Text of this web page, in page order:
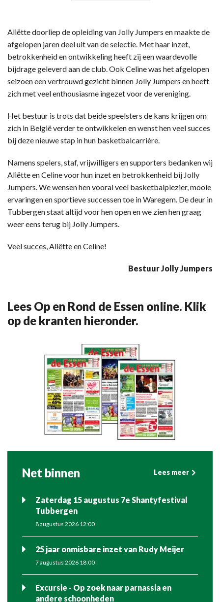
Aliëtte doorliep de opleiding van Jolly Jumpers en maakte de
afgelopen jaren deel uit van de selectie. Met haar inzet,
betrokkenheid en ontwikkeling heeft zij een waardevolle
bijdrage geleverd aan de club. Ook Celine was het afgelopen
seizoen een vertrouwd gezicht binnen Jolly Jumpers en heeft
zich met veel enthousiasme ingezet voor de vereniging.
Het bestuur is trots dat beide speelsters de kans krijgen om
zich in België verder te ontwikkelen en wenst hen veel succes
bij deze nieuwe stap in hun basketbalcarrière.
Namens spelers, staf, vrijwilligers en supporters bedanken wij
Aliëtte en Celine voor hun inzet en betrokkenheid bij Jolly
Jumpers. We wensen hen vooral veel basketbalplezier, mooie
ervaringen en sportieve successen toe in Waregem. De deur in
Tubbergen staat altijd voor hen open en we zien hen graag
weer eens terug bij Jolly Jumpers.
Veel succes, Aliëtte en Celine!
Bestuur Jolly Jumpers
Lees Op en Rond de Essen online. Klik
op de kranten hieronder.
Net binnen Lees meer
Zaterdag 15 augustus 7e Shantyfestival
Tubbergen
8 augustus 2026 12:00
25 jaar onmisbare inzet van Rudy Meijer
7 augustus 2026 18:00
Excursie - Op zoek naar parnassia en
andere schoonheden